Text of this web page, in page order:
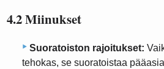
4.2 Miinukset
Suoratoiston rajoitukset:
tehokas, se suoratoistaa